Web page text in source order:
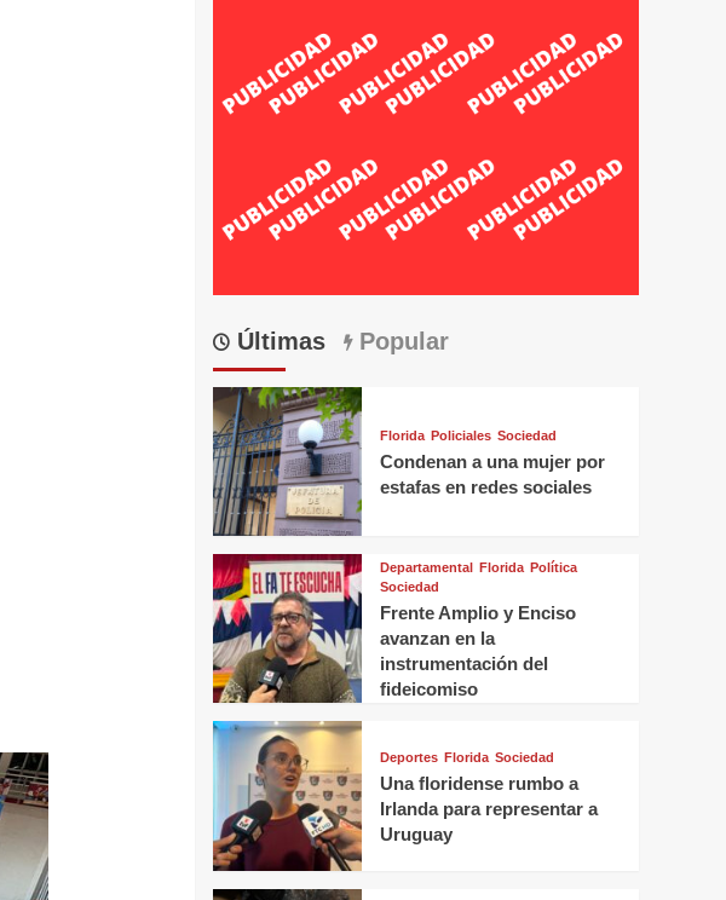
Últimas Popular
Florida Policiales Sociedad
Condenan a una mujer por
estafas en redes sociales
Departamental Florida Política
Sociedad
Frente Amplio y Enciso
avanzan en la
instrumentación del
fideicomiso
Deportes Florida Sociedad
Una floridense rumbo a
Irlanda para representar a
Uruguay